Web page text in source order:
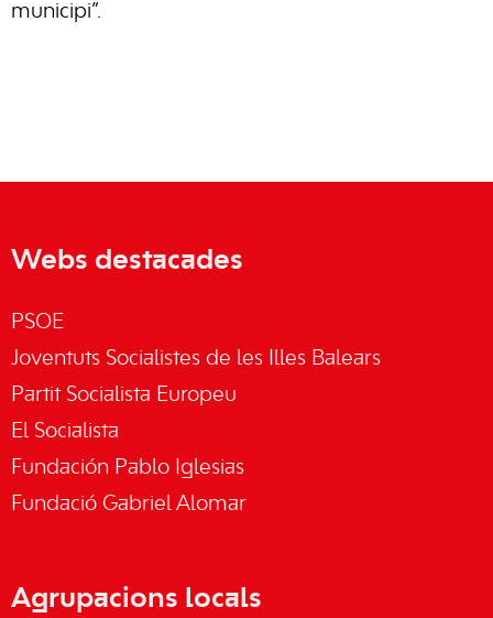
municipi”.
Webs destacades
PSOE
Joventuts Socialistes de les Illes Balears
Partit Socialista Europeu
El Socialista
Fundación Pablo Iglesias
Fundació Gabriel Alomar
Agrupacions locals